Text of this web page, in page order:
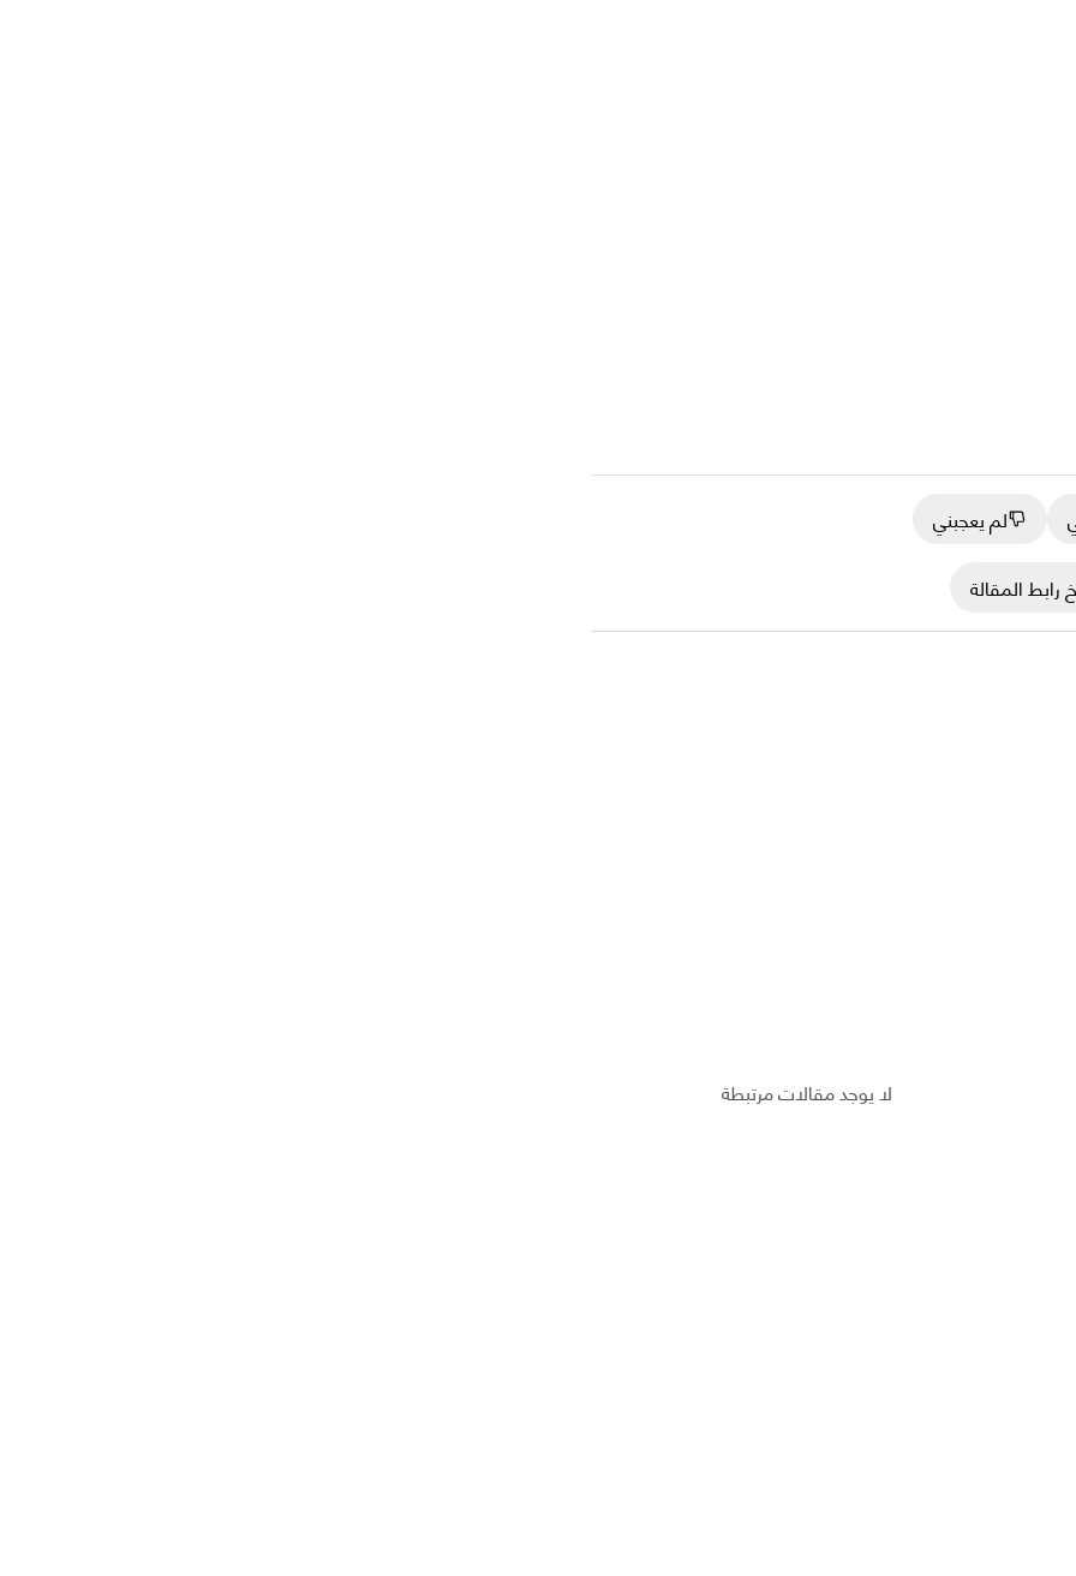
لم يعجبني
المقالة
لا يوجد مقالات مرتبطة